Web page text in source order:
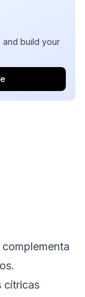
and build your
cítricas